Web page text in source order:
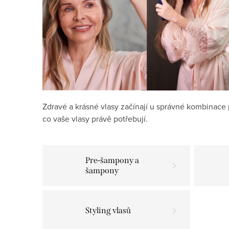
Zdravé a krásné vlasy začínají u správné
co vaše vlasy právě potřebují.
Pre-šampony a
šampony
Styling vlasů